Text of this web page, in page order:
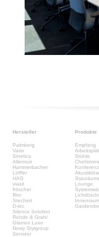
Hersteller Produkte
Palmberg
Vario
Sinetica
Allermuir
Hammerbacher
Löffler
HAG
viasit
fröscher
Rim
Stechert
D-tec
Silence Solution
Rohde & Grahl
Glamox Luxo
Nowy Stylgroup
Senator
Empfang
Stühle
Lounge